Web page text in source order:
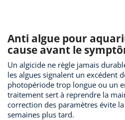
Anti algue pour
cause avant le
Un algicide ne règle jamais
les algues signalent un excédent
photopériode trop longue ou un
traitement sert à reprendre la
correction des paramètres évite
semaines plus tard.